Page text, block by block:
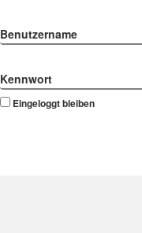
Benutzername
Kennwort
Eingeloggt bleiben